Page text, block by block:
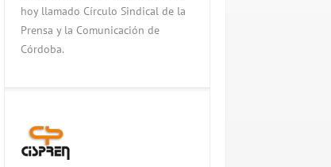
hoy llamado Círculo Sindical de la
Prensa y la Comunicación de
Córdoba.